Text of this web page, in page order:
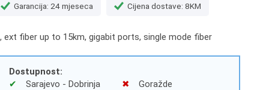
Garancija: 24 mjeseca Cijena dostave: 8KM
fiber up to 15km, gigabit ports, single mode fiber
Dostupnost:
Sarajevo - Dobrinja
Goražde